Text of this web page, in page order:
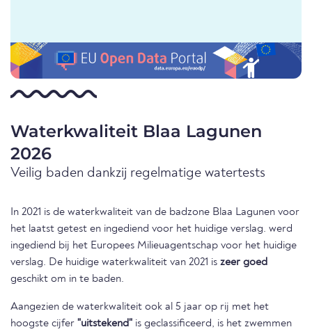
Waterkwaliteit Blaa Lagunen
2026
Veilig baden dankzij regelmatige watertests
In 2021 is de waterkwaliteit van de badzone Blaa Lagunen voor
het laatst getest en ingediend voor het huidige verslag. werd
ingediend bij het Europees Milieuagentschap voor het huidige
verslag. De huidige waterkwaliteit van 2021 is zeer goed
geschikt om in te baden.
Aangezien de waterkwaliteit ook al 5 jaar op rij met het
hoogste cijfer "uitstekend" is geclassificeerd, is het zwemmen